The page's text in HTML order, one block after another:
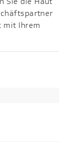
mit Ihrem